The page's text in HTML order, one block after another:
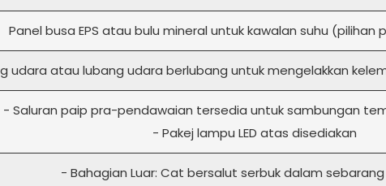
Panel busa EPS atau bulu mineral untuk kawalan suhu
udara atau lubang udara berlubang untuk mengelakkan
- Saluran paip pra-pendawaian tersedia untuk sambungan
- Pakej lampu LED atas disediakan
- Bahagian Luar: Cat bersalut serbuk dalam sebarang